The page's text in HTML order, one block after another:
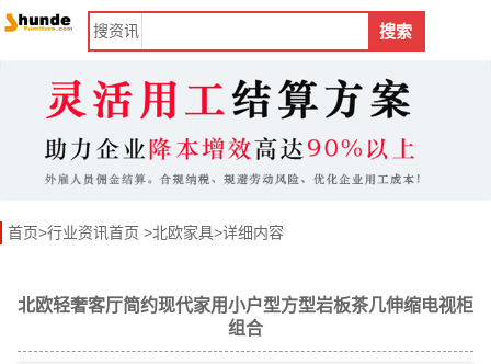
搜资讯 搜索
首页>行业资讯首页 >北欧家具>详细内容
北欧轻奢客厅简约现代家用小户型方型岩板茶几伸缩电视柜
组合